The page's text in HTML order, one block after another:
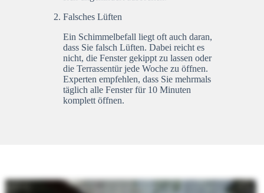
Falsches Lüften
Ein Schimmelbefall liegt oft auch daran,
dass Sie falsch Lüften. Dabei reicht es
nicht, die Fenster gekippt zu lassen oder
die Terrassentür jede Woche zu öffnen.
Experten empfehlen, dass Sie mehrmals
täglich alle Fenster für 10 Minuten
komplett öffnen.